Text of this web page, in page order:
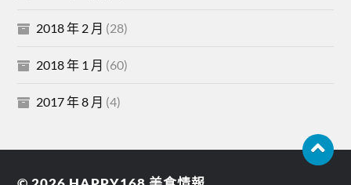
2018 年 2 月 (28)
2018 年 1 月 (60)
2017 年 8 月 (4)